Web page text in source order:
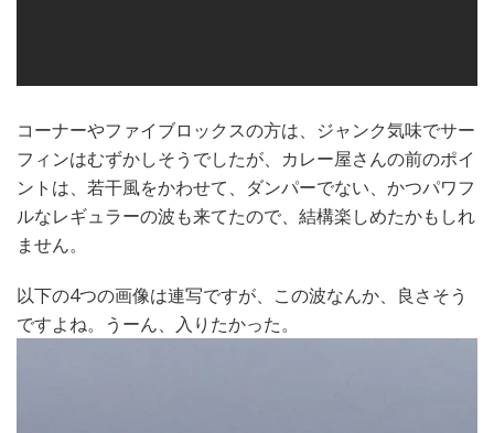
コーナーやファイブロックスの方は、ジャンク気味でサー
フィンはむずかしそうでしたが、カレー屋さんの前のポイ
ントは、若干風をかわせて、ダンパーでない、かつパワフ
ルなレギュラーの波も来てたので、結構楽しめたかもしれ
ません。
以下の4つの画像は連写ですが、この波なんか、良さそう
ですよね。うーん、入りたかった。